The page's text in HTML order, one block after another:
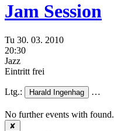
Jam Session
Tu 30. 03. 2010
20:30
Jazz
Eintritt frei
Ltg.: Harald Ingenhag …
No further events with found.
✘